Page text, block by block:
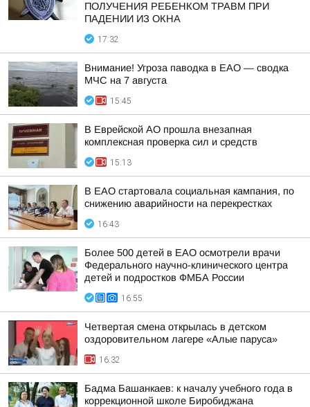
ПОЛУЧЕНИЯ РЕБЕНКОМ ТРАВМ ПРИ
ПАДЕНИИ ИЗ ОКНА
17:32
Внимание! Угроза паводка в ЕАО — сводка
МЧС на 7 августа
15:45
В Еврейской АО прошла внезапная
комплексная проверка сил и средств
15:13
В ЕАО стартовала социальная кампания, по
снижению аварийности на перекрестках
16:43
Более 500 детей в ЕАО осмотрели врачи
Федерального научно-клинического центра
детей и подростков ФМБА России
16:55
Четвертая смена открылась в детском
оздоровительном лагере «Алые паруса»
16:32
Бадма Башанкаев: к началу учебного года в
коррекционной школе Биробиджана